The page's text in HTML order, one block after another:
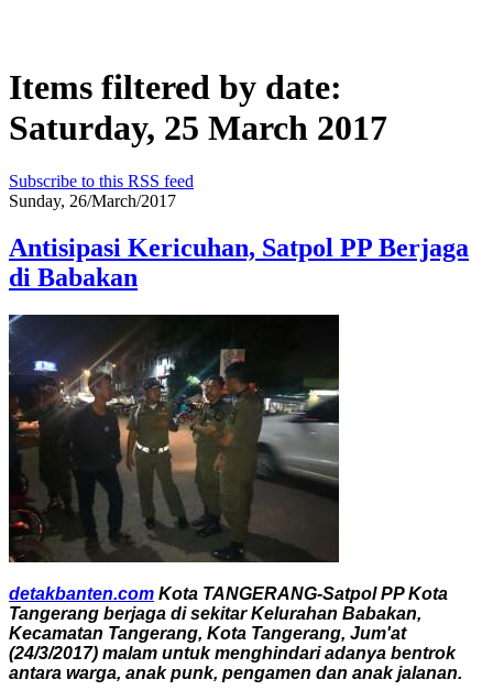
Items filtered by date:
Saturday, 25 March 2017
Subscribe to this RSS feed
Sunday, 26/March/2017
Antisipasi Kericuhan, Satpol PP Berjaga
di Babakan
detakbanten.com Kota TANGERANG-Satpol PP Kota
Tangerang berjaga di sekitar Kelurahan Babakan,
Kecamatan Tangerang, Kota Tangerang, Jum'at
(24/3/2017) malam untuk menghindari adanya bentrok
antara warga, anak punk, pengamen dan anak jalanan.